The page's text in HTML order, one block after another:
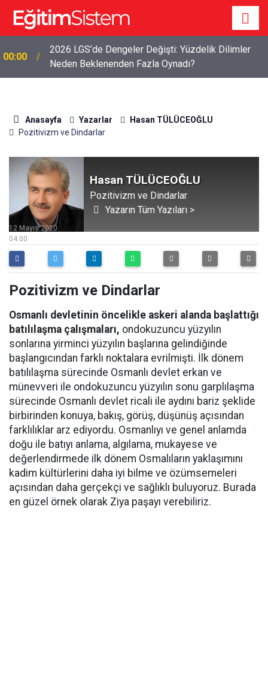
00:00
2026 LGS’de Dengeler Değişti: Yüzdelik Dilimler
Neden Beklenenden Fazla Oynadı?
Anasayfa Yazarlar
Hasan TÜLÜCEOĞLU
Pozitivizm ve Dindarlar
Hasan TÜLÜCEOĞLU
Pozitivizm ve Dindarlar
Yazarın Tüm Yazıları >
04:00
12 Mayıs 2020
Pozitivizm ve Dindarlar
Osmanlı devletinin öncelikle askeri alanda başlattığı
batılılaşma çalışmaları, ondokuzuncu yüzyılın
sonlarına yirminci yüzyılın başlarına gelindiğinde
başlangıcından farklı noktalara evrilmişti. İlk dönem
batılılaşma sürecinde Osmanlı devlet erkan ve
münevveri ile ondokuzuncu yüzyılın sonu garplılaşma
sürecinde Osmanlı devlet ricali ile aydını bariz şeklide
birbirinden konuya, bakış, görüş, düşünüş açısından
farklılıklar arz ediyordu. Osmanlıyı ve genel anlamda
doğu ile batıyı anlama, algılama, mukayese ve
değerlendirmede ilk dönem Osmalıların yaklaşımını
kadim kültürlerini daha iyi bilme ve özümsemeleri
açısından daha gerçekçi ve sağlıklı buluyoruz. Burada
en güzel örnek olarak Ziya paşayı verebiliriz.